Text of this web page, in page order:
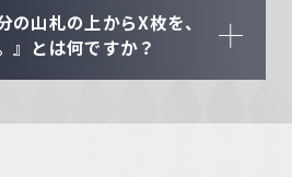
の山札の上からX枚を、
』とは何ですか？